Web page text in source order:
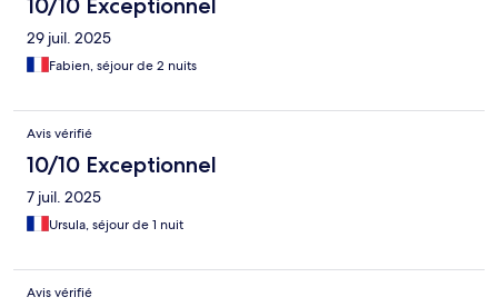
10/10 Exceptionnel
29 juil. 2025
Fabien, séjour de 2 nuits
Avis vérifié
10/10 Exceptionnel
7 juil. 2025
Ursula, séjour de 1 nuit
Avis vérifié